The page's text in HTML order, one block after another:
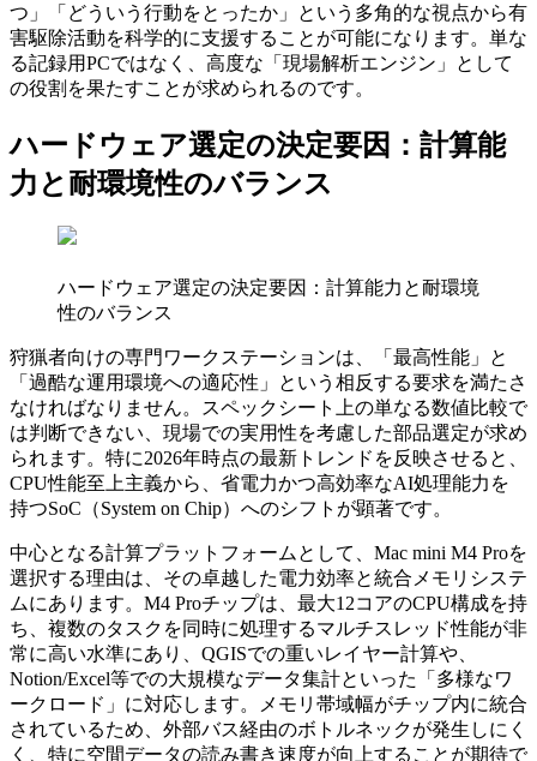
つ」「どういう行動をとったか」という多角的な視点から有
害駆除活動を科学的に支援することが可能になります。単な
る記録用PCではなく、高度な「現場解析エンジン」として
の役割を果たすことが求められるのです。
ハードウェア選定の決定要因：計算能
力と耐環境性のバランス
ハードウェア選定の決定要因：計算能力と耐環境
性のバランス
狩猟者向けの専門ワークステーションは、「最高性能」と
「過酷な運用環境への適応性」という相反する要求を満たさ
なければなりません。スペックシート上の単なる数値比較で
は判断できない、現場での実用性を考慮した部品選定が求め
られます。特に2026年時点の最新トレンドを反映させると、
CPU性能至上主義から、省電力かつ高効率なAI処理能力を
持つSoC（System on Chip）へのシフトが顕著です。
中心となる計算プラットフォームとして、Mac mini M4 Proを
選択する理由は、その卓越した電力効率と統合メモリシステ
ムにあります。M4 Proチップは、最大12コアのCPU構成を持
ち、複数のタスクを同時に処理するマルチスレッド性能が非
常に高い水準にあり、QGISでの重いレイヤー計算や、
Notion/Excel等での大規模なデータ集計といった「多様なワ
ークロード」に対応します。メモリ帯域幅がチップ内に統合
されているため、外部バス経由のボトルネックが発生しにく
く、特に空間データの読み書き速度が向上することが期待で